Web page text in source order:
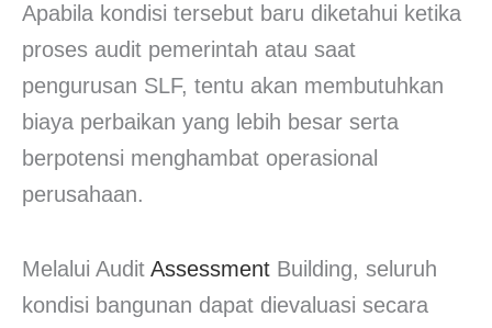
Apabila kondisi tersebut baru diketahui ketika
proses audit pemerintah atau saat
pengurusan SLF, tentu akan membutuhkan
biaya perbaikan yang lebih besar serta
berpotensi menghambat operasional
perusahaan.
Melalui Audit Assessment Building, seluruh
kondisi bangunan dapat dievaluasi secara